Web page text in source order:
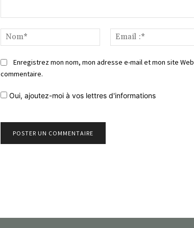
Nom*
Enregistrez mon nom, mon adresse e-mail et mon site
commentaire.
Oui, ajoutez-moi à vos lettres d'informations